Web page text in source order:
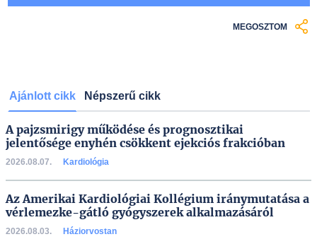
MEGOSZTOM
Ajánlott cikk Népszerű cikk
A pajzsmirigy működése és prognosztikai
jelentősége enyhén csökkent ejekciós frakcióban
2026.08.07. Kardiológia
Az Amerikai Kardiológiai Kollégium iránymutatása a
vérlemezke-gátló gyógyszerek alkalmazásáról
2026.08.03. Háziorvostan